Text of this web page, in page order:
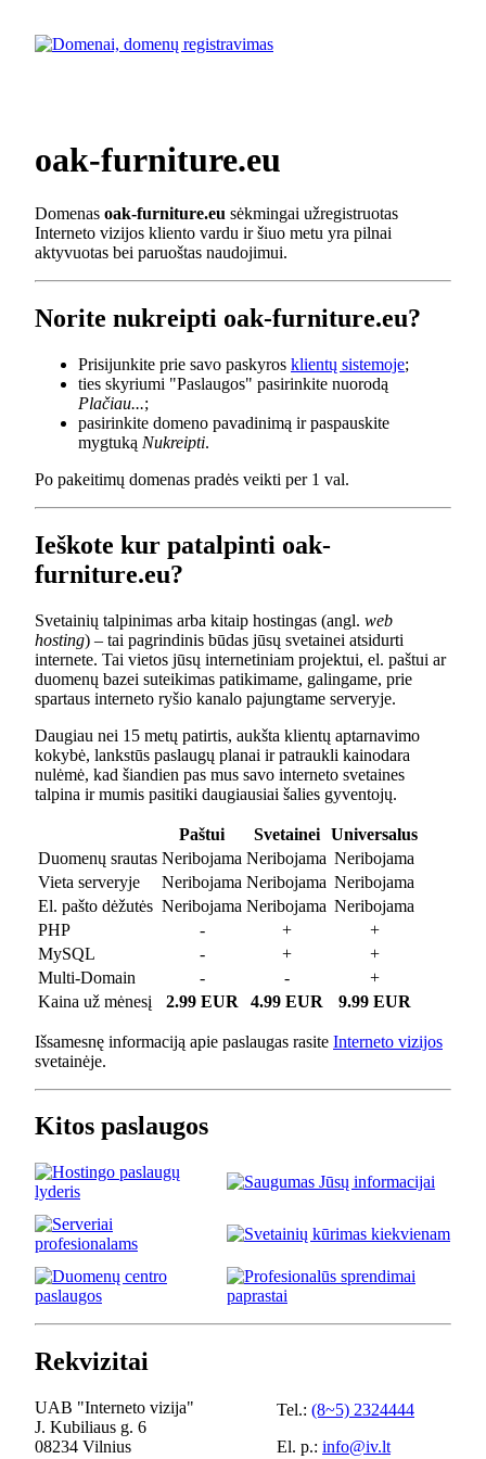
oak-furniture.eu
Domenas oak-furniture.eu sėkmingai užregistruotas
Interneto vizijos kliento vardu ir šiuo metu yra pilnai
aktyvuotas bei paruoštas naudojimui.
Norite nukreipti oak-furniture.eu?
Prisijunkite prie savo paskyros klientų sistemoje;
ties skyriumi "Paslaugos" pasirinkite nuorodą
Plačiau...;
pasirinkite domeno pavadinimą ir paspauskite
mygtuką Nukreipti.
Po pakeitimų domenas pradės veikti per 1 val.
Ieškote kur patalpinti oak-
furniture.eu?
Svetainių talpinimas arba kitaip hostingas (angl. web
hosting) – tai pagrindinis būdas jūsų svetainei atsidurti
internete. Tai vietos jūsų internetiniam projektui, el. paštui ar
duomenų bazei suteikimas patikimame, galingame, prie
spartaus interneto ryšio kanalo pajungtame serveryje.
Daugiau nei 15 metų patirtis, aukšta klientų aptarnavimo
kokybė, lankstūs paslaugų planai ir patraukli kainodara
nulėmė, kad šiandien pas mus savo interneto svetaines
talpina ir mumis pasitiki daugiausiai šalies gyventojų.
Paštui Svetainei
Universalus
Duomenų srautas Neribojama Neribojama Neribojama
Vieta serveryje
Neribojama Neribojama Neribojama
El. pašto dėžutės Neribojama Neribojama Neribojama
PHP
- +
+
MySQL
- +
+
Multi-Domain
- -
+
Kaina už mėnesį
2.99 EUR 4.99 EUR 9.99 EUR
Išsamesnę informaciją apie paslaugas rasite Interneto vizijos
svetainėje.
Kitos paslaugos
Rekvizitai
UAB "Interneto vizija"
J. Kubiliaus g. 6
08234 Vilnius
Tel.: (8~5) 2324444
El. p.: info@iv.lt